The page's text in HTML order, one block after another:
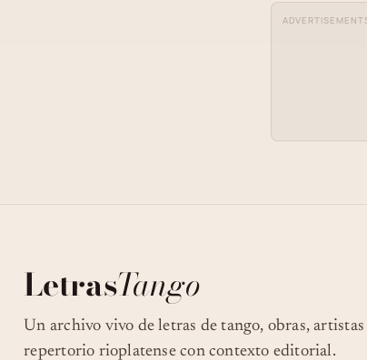
LetrasTango
Un archivo vivo de letras de tango, obras,
repertorio rioplatense con contexto editorial.